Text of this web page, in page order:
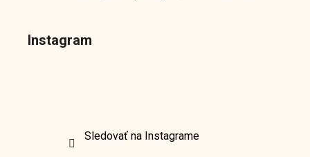
Instagram
Sledovať na Instagrame